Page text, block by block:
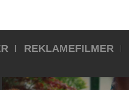
REKLAMEFILMER